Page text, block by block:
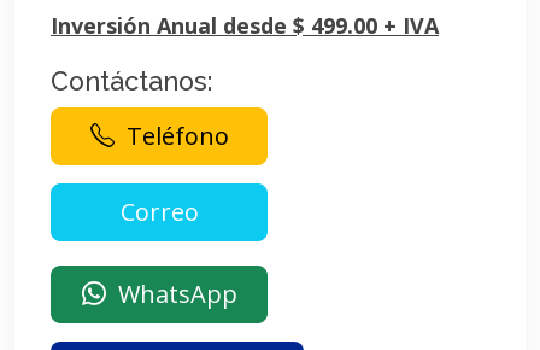
Inversión Anual desde $ 499.00 + IVA
Contáctanos:
Teléfono
WhatsApp